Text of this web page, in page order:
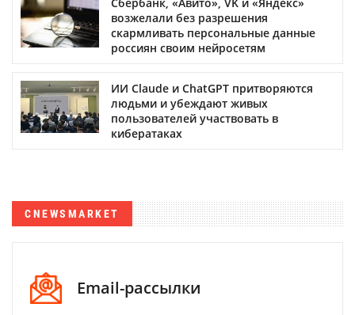
возжелали без разрешения
скармливать персональные данные
россиян своим нейросетям
ИИ Claude и ChatGPT притворяются
людьми и убеждают живых
пользователей участвовать в
кибератаках
CNEWSMARKET
Email-рассылки